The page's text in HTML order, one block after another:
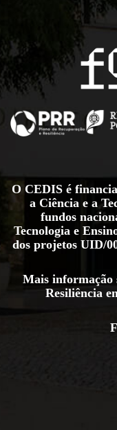
O CEDIS é
a Ciência e a
fundos
Tecnologia e
dos projetos UID/
Mais informação
Resiliência